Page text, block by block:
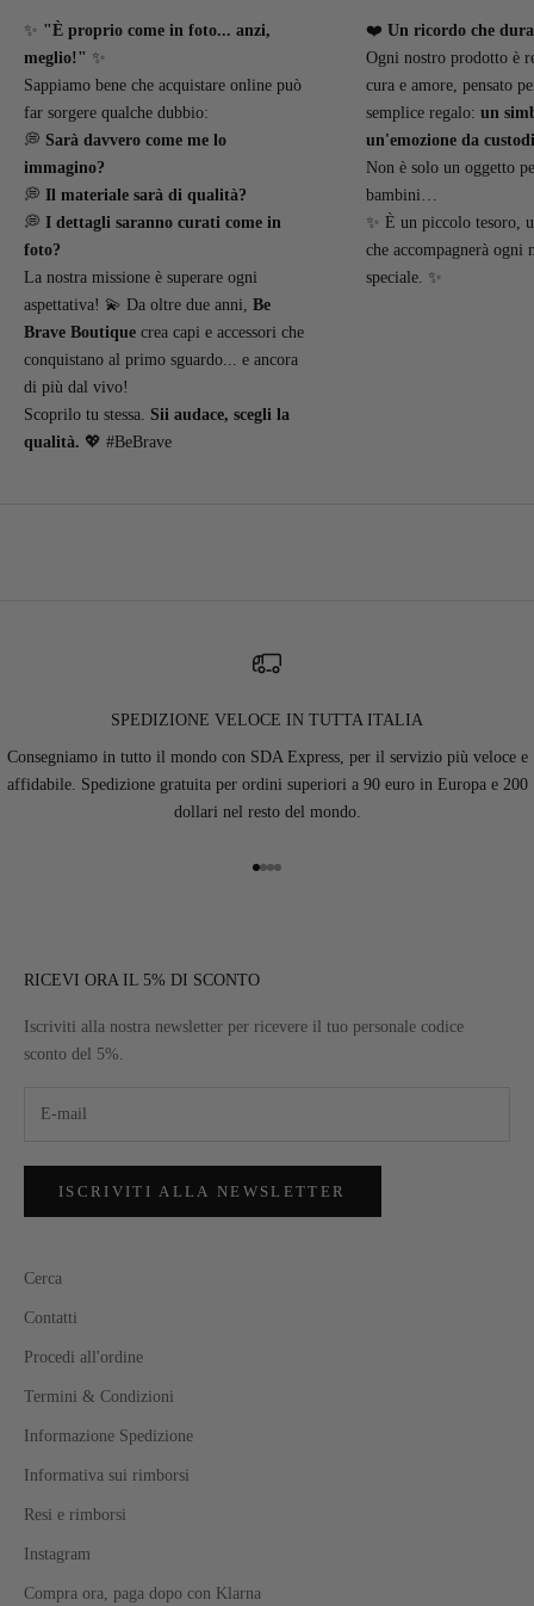
✨ "È proprio come in foto... anzi,
meglio!" ✨
Sappiamo bene che acquistare online può
far sorgere qualche dubbio:
💭 Sarà davvero come me lo
immagino?
💭 Il materiale sarà di qualità?
💭 I dettagli saranno curati come in
foto?
La nostra missione è superare ogni
aspettativa! 💫 Da oltre due anni, Be
Brave Boutique crea capi e accessori che
conquistano al primo sguardo... e ancora
di più dal vivo!
Scoprilo tu stessa. Sii audace, scegli la
qualità. 💖 #BeBrave
❤️Un ricordo che
Ogni nostro prodotto è
cura e amore, pensato
semplice regalo:un
un'emozione da
Non è solo un oggetto
bambini…
✨ È un piccolo tesoro,
che accompagnerà ogni
speciale. ✨
SPEDIZIONE VELOCE IN TUTTA ITALIA
Consegniamo in tutto il mondo con SDA Express, per il servizio più veloce e
affidabile. Spedizione gratuita per ordini superiori a 90 euro in Europa e 200
dollari nel resto del mondo.
Vai all'articolo 1
Vai all'articolo 2
Vai all'articolo 3
Vai all'articolo 4
RICEVI ORA IL 5% DI SCONTO
Iscriviti alla nostra newsletter per ricevere il tuo personale codice
sconto del 5%.
ISCRIVITI ALLA NEWSLETTER
Cerca
Contatti
Procedi all'ordine
Termini & Condizioni
Informazione Spedizione
Informativa sui rimborsi
Resi e rimborsi
Instagram
Compra ora, paga dopo con Klarna